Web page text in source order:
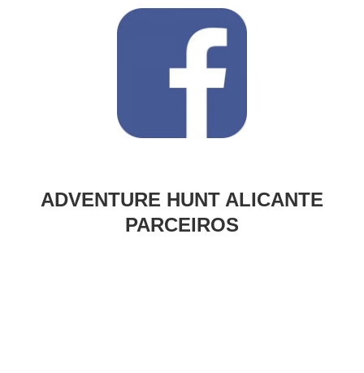
ADVENTURE HUNT ALICANTE
PARCEIROS